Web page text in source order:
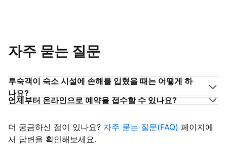
자주 묻는 질문
투숙객이 숙소 시설에 손해를 입혔을 때는 어떻게 하
나요?
언제부터 온라인으로 예약을 접수할 수 있나요?
더 궁금하신 점이 있나요? 자주 묻는 질문(FAQ) 페이지에
서 답변을 확인해보세요.